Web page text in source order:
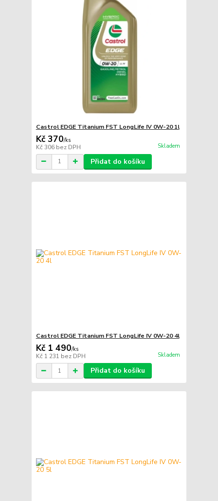
Castrol EDGE Titanium FST LongLife IV 0W-20 1l
Kč 370/ks
Kč 306 bez DPH Skladem
Přidat do košíku
Castrol EDGE Titanium FST LongLife IV 0W-20 4l
Kč 1 490/ks
Kč 1 231 bez DPH Skladem
Přidat do košíku